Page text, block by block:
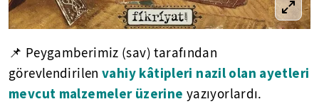
📌 Peygamberimiz (sav) tarafından
görevlendirilenvahiy kâtipleri nazil olan ayetleri
mevcut malzemeler üzerine yazıyorlardı.